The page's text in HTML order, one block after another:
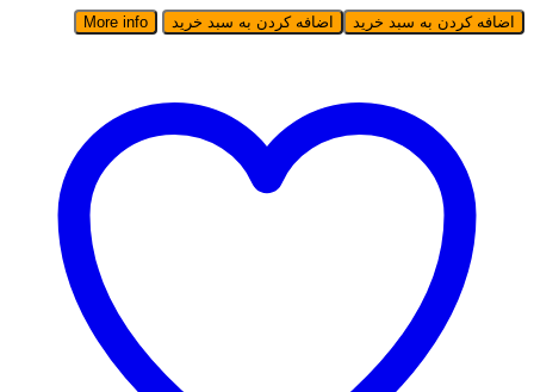
اضافه کردن به سبد خرید اضافه کردن به سبد خرید More info